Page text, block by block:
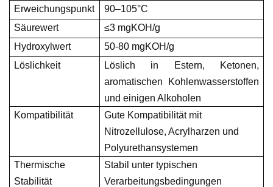
Erweichungspunkt
90–105°C
Säurewert
≤3 mgKOH/g
Hydroxylwert
50-80 mgKOH/g
Löslichkeit
Löslich in Estern, Ketonen,
aromatischen Kohlenwasserstoffen
und einigen Alkoholen
Kompatibilität
Gute Kompatibilität mit
Nitrozellulose, Acrylharzen und
Polyurethansystemen
Thermische
Stabilität
Stabil unter typischen
Verarbeitungsbedingungen